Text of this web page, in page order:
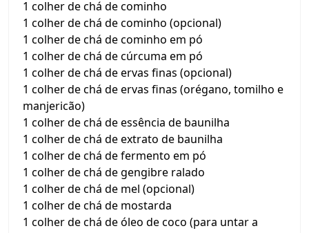
1 colher de chá de cominho
1 colher de chá de cominho (opcional)
1 colher de chá de cominho em pó
1 colher de chá de cúrcuma em pó
1 colher de chá de ervas finas (opcional)
1 colher de chá de ervas finas (orégano, tomilho e
manjericão)
1 colher de chá de essência de baunilha
1 colher de chá de extrato de baunilha
1 colher de chá de fermento em pó
1 colher de chá de gengibre ralado
1 colher de chá de mel (opcional)
1 colher de chá de mostarda
1 colher de chá de óleo de coco (para untar a